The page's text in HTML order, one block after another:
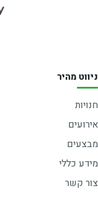
ניווט מהיר
חנויות
אירועים
מבצעים
מידע כללי
צור קשר